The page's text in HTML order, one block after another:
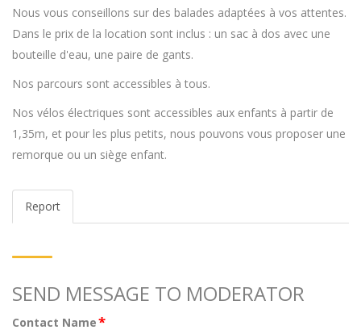
Nous vous conseillons sur des balades adaptées à vos attentes.
Dans le prix de la location sont inclus : un sac à dos avec une
bouteille d'eau, une paire de gants.
Nos parcours sont accessibles à tous.
Nos vélos électriques sont accessibles aux enfants à partir de
1,35m, et pour les plus petits, nous pouvons vous proposer une
remorque ou un siège enfant.
Report
SEND MESSAGE TO MODERATOR
Contact Name*